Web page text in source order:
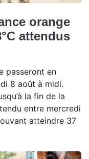
orange
attendus
passeront en
8 août à midi.
la fin de la
entre mercredi
atteindre 37